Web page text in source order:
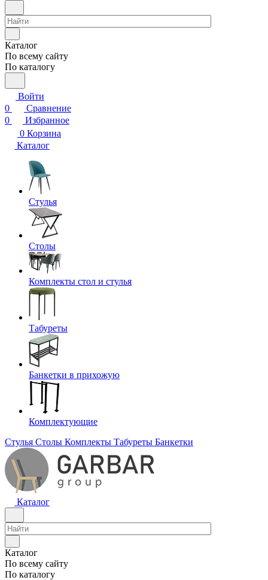
Каталог
По всему сайту
По каталогу
Войти
0
Сравнение
0
Избранное
0 Корзина
Каталог
Стулья
Столы
Комплекты стол и стулья
Табуреты
Банкетки в прихожую
Комплектующие
Стулья Столы Комплекты Табуреты Банкетки
Каталог
Каталог
По всему сайту
По каталогу